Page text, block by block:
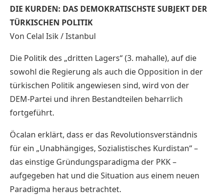
DIE KURDEN: DAS DEMOKRATISCHSTE SUBJEKT DER
TÜRKISCHEN POLITIK
Von Celal Isik / Istanbul
Die Politik des „dritten Lagers“ (3. mahalle), auf die
sowohl die Regierung als auch die Opposition in der
türkischen Politik angewiesen sind, wird von der
DEM-Partei und ihren Bestandteilen beharrlich
fortgeführt.
Öcalan erklärt, dass er das Revolutionsverständnis
für ein „Unabhängiges, Sozialistisches Kurdistan“ –
das einstige Gründungsparadigma der PKK –
aufgegeben hat und die Situation aus einem neuen
Paradigma heraus betrachtet.